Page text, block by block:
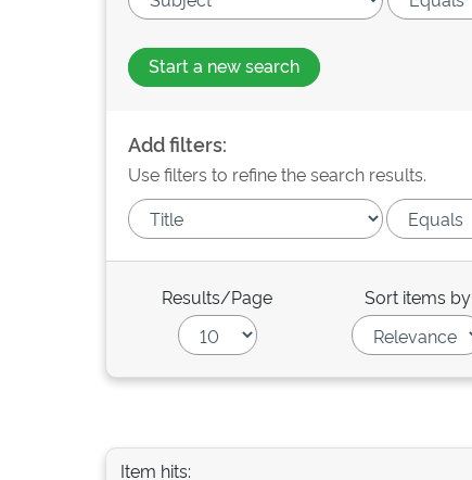
Start a new search
Add filters:
Use filters to refine the search results.
Results/Page Sort items by
Item hits: